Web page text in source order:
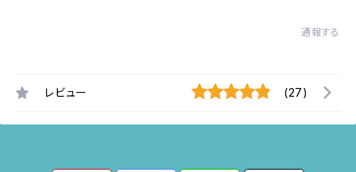
通報する
レビュー (27)